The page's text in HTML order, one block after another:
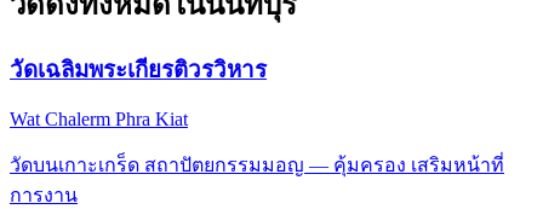
วัดเฉลิมพระเกียรติวรวิหาร
Wat Chalerm Phra Kiat
วัดบนเกาะเกร็ด สถาปัตยกรรมมอญ — คุ้มครอง เสริมหน้าที่
การงาน